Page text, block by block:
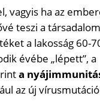
vagyis ha az
teszi a társadalom
a lakosság 60-
évébe „lépett”, a
a
az új